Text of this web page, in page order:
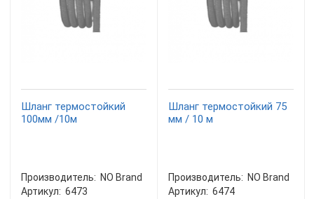
Шланг термостойкий
100мм /10м
Производитель: NO Brand
Артикул: 6473
Шланг термостойкий 75
мм / 10 м
Производитель: NO Brand
Артикул: 6474